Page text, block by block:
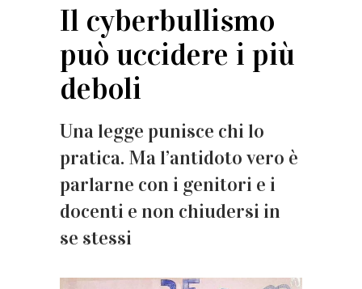
Il cyberbullismo
può uccidere i più
deboli
Una legge punisce chi lo
pratica. Ma l’antidoto vero è
parlarne con i genitori e i
docenti e non chiudersi in
se stessi